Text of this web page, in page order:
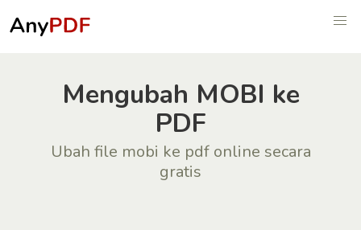
Mengubah MOBI ke
PDF
Ubah file mobi ke pdf online secara
gratis